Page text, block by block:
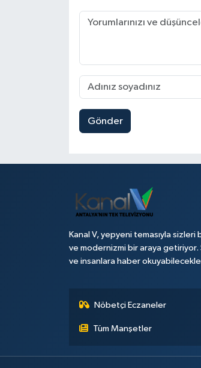
Gönder
Kanal V, yepyeni temasıyla
ve modernizmi bir araya getiriyor.
ve insanlara haber
Nöbetçi Eczaneler
Tüm Manşetler